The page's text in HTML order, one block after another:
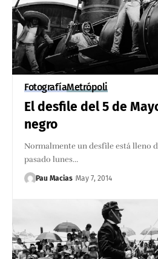
FotografíaMetrópoli
El desfile del 5 de
negro
Normalmente un desfile está lleno
pasado lunes…
Pau Macias May 7, 2014